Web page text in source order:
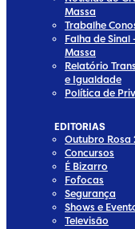
Massa
Trabalhe
Falha de Sinal
Massa
Relatório
e Igualdade
Política de
EDITORIAS
Outubro Rosa
Concursos
É Bizarro
Fofocas
Segurança
Shows e
Televisão